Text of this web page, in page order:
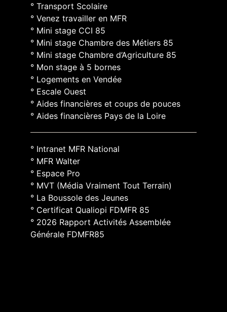
° Transport Scolaire
° Venez travailler en MFR
° Mini stage CCI 85
° Mini stage Chambre des Métiers 85
° Mini stage Chambre d’Agriculture 85
° Mon stage à 5 bornes
° Logements en Vendée
° Escale Ouest
° Aides financières et coups de pouces
° Aides financières Pays de la Loire
° Intranet MFR National
° MFR Walter
° Espace Pro
° MVT (Média Vraiment Tout Terrain)
° La Boussole des Jeunes
° Certificat Qualiopi FDMFR 85
° 2026 Rapport Activités Assemblée
Générale FDMFR85